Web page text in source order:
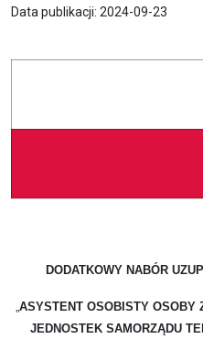
Data publikacji: 2024-09-23
DODATKOWY NABÓR
„ASYSTENT OSOBISTY OSOBY
JEDNOSTEK SAMORZĄDU